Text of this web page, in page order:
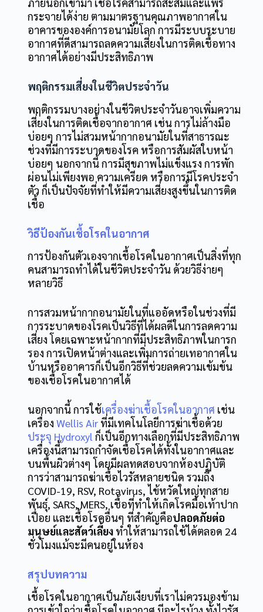
ภายนอกเข้ามา เชื้อโรคสามารถสะสมและแพร่
กระจายได้ง่าย ตามมาตรฐานคุณภาพอากาศใน
อาคารขององค์การอนามัยโลก การมีระบบระบาย
อากาศที่ดีสามารถลดความเสี่ยงในการติดเชื้อทาง
อากาศได้อย่างมีประสิทธิภาพ
พฤติกรรมเสี่ยงในชีวิตประจำวัน
พฤติกรรมบางอย่างในชีวิตประจำวันอาจเพิ่มความ
เสี่ยงในการติดเชื้อจากอากาศ เช่น การไม่ล้างมือ
บ่อยๆ การไม่สวมหน้ากากอนามัยในที่สาธารณะ
ช่วงที่มีการระบาดของโรค หรือการสัมผัสใบหน้า
บ่อยๆ นอกจากนี้ การมีสุขภาพไม่แข็งแรง การพัก
ผ่อนไม่เพียงพอ ความเครียด หรือการมีโรคประจำ
ตัว ก็เป็นปัจจัยที่ทำให้มีความเสี่ยงสูงขึ้นในการติด
เชื้อ
วิธีป้องกันเชื้อโรคในอากาศ
การป้องกันตัวเองจากเชื้อโรคในอากาศเป็นสิ่งที่ทุก
คนสามารถทำได้ในชีวิตประจำวัน ด้วยวิธีง่ายๆ
หลายวิธี
การสวมหน้ากากอนามัยในที่แออัดหรือในช่วงที่มี
การระบาดของโรคเป็นวิธีที่ได้ผลดีในการลดความ
เสี่ยง โดยเฉพาะหน้ากากที่มีประสิทธิภาพในการก
รอง การเปิดหน้าต่างและเพิ่มการถ่ายเทอากาศใน
บ้านหรืออาคารก็เป็นอีกวิธีที่ช่วยลดความเข้มข้น
ของเชื้อโรคในอากาศได้
นอกจากนี้ การใช้เครื่องฆ่าเชื้อโรคในอากาศ เช่น
เครื่อง Wellis Air ที่มีเทคโนโลยีการฆ่าเชื้อด้วย
ประจุ Hydroxyl ก็เป็นอีกทางเลือกที่มีประสิทธิภาพ
เครื่องนี้สามารถกำจัดเชื้อโรคได้ทั้งในอากาศและ
บนพื้นผิวต่างๆ โดยมีผลทดสอบจากห้องปฏิบัติ
การว่าสามารถฆ่าเชื้อไวรัสหลายชนิด รวมถึง
COVID-19, RSV, Rotavirus, ไข้หวัดใหญ่ทุกสาย
พันธุ์, SARS, MERS, เชื้อที่ทำให้เกิดโรคมือเท้าปาก
เปื่อย และเชื้อโรคอื่นๆ ที่สำคัญคือปลอดภัยต่อ
มนุษย์และสัตว์เลี้ยงทำให้สามารถใช้ได้ตลอด 24
ชั่วโมงแม้จะมีคนอยู่ในห้อง
สรุปบทความ
เชื้อโรคในอากาศเป็นภัยเงียบที่เราไม่ควรมองข้าม